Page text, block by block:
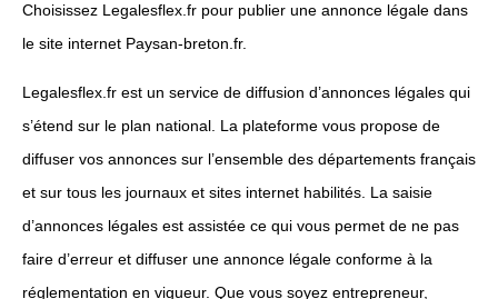
Choisissez Legalesflex.fr pour publier une annonce légale dans
le site internet Paysan-breton.fr.
Legalesflex.fr est un service de diffusion d’annonces légales qui
s’étend sur le plan national. La plateforme vous propose de
diffuser vos annonces sur l’ensemble des départements français
et sur tous les journaux et sites internet habilités. La saisie
d’annonces légales est assistée ce qui vous permet de ne pas
faire d’erreur et diffuser une annonce légale conforme à la
réglementation en vigueur. Que vous soyez entrepreneur,